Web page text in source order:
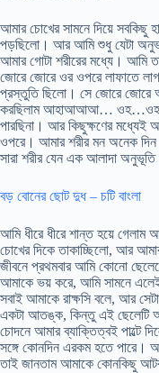
আমার চোখের সামনে দিয়ে সবকিছু
পড়ছিলো। আর আমি শুধু যেটা
আমার গোটা শরীরের মধ্যে। আমি
জোরে জোরে ওর ওপরে লাফাতে
প্রস্তুতি ছিলো। সে জোরে জোরে
করছিলাম আহাআআআ…
পারছিনা। আর কিছুক্ষণের মধ্যেই
ওপরে। আমার শরীর মন অনেক
সারা শরীর যেন এক আলাদা
বড় বোনের ছোট দুধ – চটি বাংলা
আমি ধীরে ধীরে শান্ত হয়ে গেলাম
চোখের দিকে তাকাচ্ছিলো, আর
জীবনে প্রথমবার আমি কোনো
আমাকে ভয় করে, আমি সামনে
সবাই আমাকে রাক্ষসি বলে, আর
একটা আতঙ্ক, কিন্তু এই ছেলেটি
চোদনে আমার ব্যাক্তিত্বই পাল্টে
সঙ্গে কোনদিন এরকম হতে পারে।
তাই জানতাম আমাকে কোনকিছু